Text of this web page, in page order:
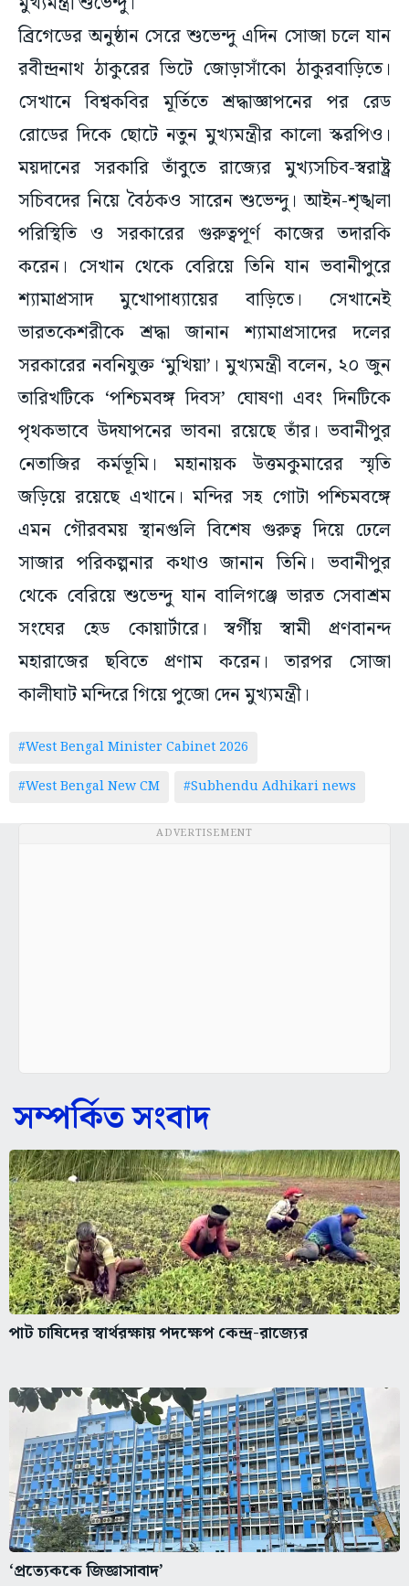
ব্রিগেডের অনুষ্ঠান সেরে শুভেন্দু এদিন সোজা চলে যান
রবীন্দ্রনাথ ঠাকুরের ভিটে জোড়াসাঁকো ঠাকুরবাড়িতে।
সেখানে বিশ্বকবির মূর্তিতে শ্রদ্ধাজ্ঞাপনের পর রেড
রোডের দিকে ছোটে নতুন মুখ্যমন্ত্রীর কালো স্করপিও।
ময়দানের সরকারি তাঁবুতে রাজ্যের মুখ্যসচিব-স্বরাষ্ট্র
সচিবদের নিয়ে বৈঠকও সারেন শুভেন্দু। আইন-শৃঙ্খলা
পরিস্থিতি ও সরকারের গুরুত্বপূর্ণ কাজের তদারকি
করেন। সেখান থেকে বেরিয়ে তিনি যান ভবানীপুরে
শ্যামাপ্রসাদ মুখোপাধ্যায়ের বাড়িতে। সেখানেই
ভারতকেশরীকে শ্রদ্ধা জানান শ্যামাপ্রসাদের দলের
সরকারের নবনিযুক্ত ‘মুখিয়া’। মুখ্যমন্ত্রী বলেন, ২০ জুন
তারিখটিকে ‘পশ্চিমবঙ্গ দিবস’ ঘোষণা এবং দিনটিকে
পৃথকভাবে উদযাপনের ভাবনা রয়েছে তাঁর। ভবানীপুর
নেতাজির কর্মভূমি। মহানায়ক উত্তমকুমারের স্মৃতি
জড়িয়ে রয়েছে এখানে। মন্দির সহ গোটা পশ্চিমবঙ্গে
এমন গৌরবময় স্থানগুলি বিশেষ গুরুত্ব দিয়ে ঢেলে
সাজার পরিকল্পনার কথাও জানান তিনি। ভবানীপুর
থেকে বেরিয়ে শুভেন্দু যান বালিগঞ্জে ভারত সেবাশ্রম
সংঘের হেড কোয়ার্টারে। স্বর্গীয় স্বামী প্রণবানন্দ
মহারাজের ছবিতে প্রণাম করেন। তারপর সোজা
কালীঘাট মন্দিরে গিয়ে পুজো দেন মুখ্যমন্ত্রী।
#West Bengal Minister Cabinet 2026
#West Bengal New CM
#Subhendu Adhikari news
ADVERTISEMENT
সম্পর্কিত সংবাদ
পাট চাষিদের স্বার্থরক্ষায় পদক্ষেপ কেন্দ্র-রাজ্যের
‘প্রত্যেককে জিজ্ঞাসাবাদ’